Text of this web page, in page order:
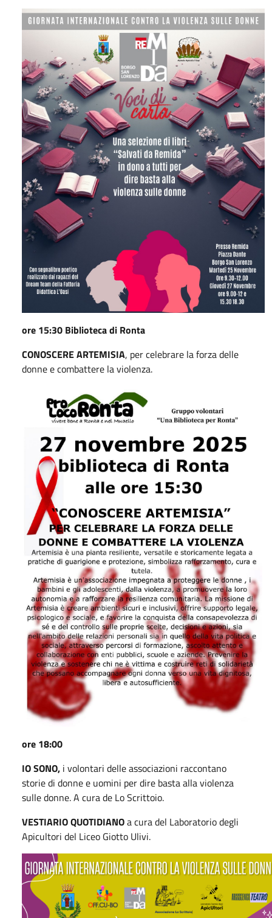
ore 15:30 Biblioteca di Ronta
CONOSCERE ARTEMISIA, per celebrare la forza delle
donne e combattere la violenza.
ore 18:00
IO SONO, i volontari delle associazioni raccontano
storie di donne e uomini per dire basta alla violenza
sulle donne. A cura de Lo Scrittoio.
VESTIARIO QUOTIDIANOa cura del Laboratorio degli
Apicultori del Liceo Giotto Ulivi.